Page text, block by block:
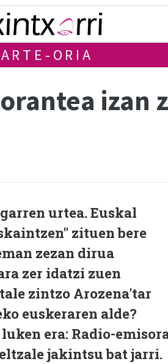
ORIA
izan
urtea. Euskal
zituen bere
zezan dirua
zer idatzi zuen
zintzo Arozena'tar
euskeraren alde?
era: Radio-
jakintsu bat jarri.